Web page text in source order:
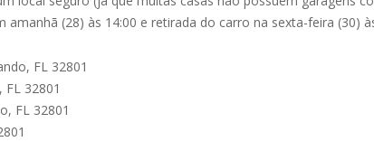
(28) às 14:00 e retirada do carro na sexta-feira (30)
FL 32801
32801
FL 32801